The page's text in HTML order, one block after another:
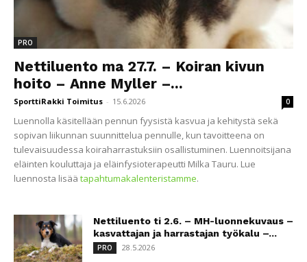
PRO
Nettiluento ma 27.7. – Koiran kivun
hoito – Anne Myller –...
SporttiRakki Toimitus - 15.6.2026 0
Luennolla käsitellään pennun fyysistä kasvua ja kehitystä sekä
sopivan liikunnan suunnittelua pennulle, kun tavoitteena on
tulevaisuudessa koiraharrastuksiin osallistuminen. Luennoitsijana
eläinten kouluttaja ja eläinfysioterapeutti Milka Tauru. Lue
luennosta lisää tapahtumakalenteristamme.
Nettiluento ti 2.6. – MH-luonnekuvaus –
kasvattajan ja harrastajan työkalu –...
PRO 28.5.2026